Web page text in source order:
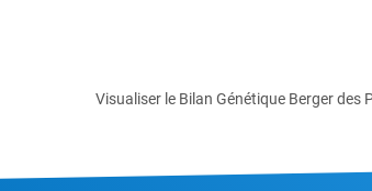
Visualiser le Bilan Génétique Berger des